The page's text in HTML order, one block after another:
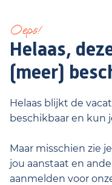
Oeps!
Helaas,
(meer)
Helaas blijkt de
beschikbaar en kun
Maar misschien zie
jou aanstaat en
aanmelden voor